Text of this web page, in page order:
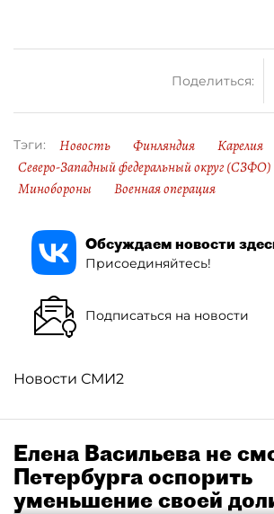
Поделиться:
Тэги: Новость Финляндия
Карелия
Северо-Западный федеральный округ (СЗФО)
Минобороны
Военная операция
Обсуждаем новости
Присоединяйтесь!
Подписаться на новости
Новости СМИ2
Елена Васильева не
Петербурга оспорить
уменьшение своей